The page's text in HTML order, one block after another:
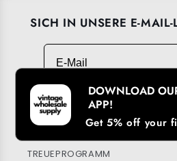
SICH IN UNSERE E-MAIL-
E-Mail
UNSERE APP HERUNTERLADEN
TREUEPROGRAMM
DOWNLOAD
APP!
Get 5% off your